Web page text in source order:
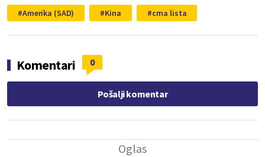
Amerika (SAD) Kina crna lista
Komentari 0
Pošalji komentar